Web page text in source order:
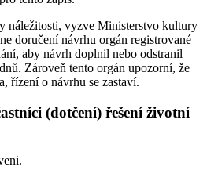
náležitosti, vyzve Ministerstvo kultury
doručení návrhu orgán registrované
aby návrh doplnil nebo odstranil
Zároveň tento orgán upozorní, že
řízení o návrhu se zastaví.
(dotčení) řešení životní